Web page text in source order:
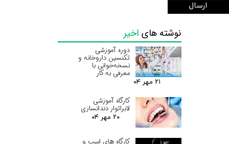
ارسال
نوشته های اخیر
دوره آموزشی
تکنسین داروخانه و
نسخه‌خوانی با
معرفی به کار
۲۱ مهر ۰۴
کارگاه آموزشی
لابراتوار دندانسازی
۲۰ مهر ۰۴
کارگاه های اسب و